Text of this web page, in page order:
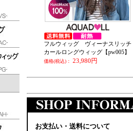
フルウィッグ ヴィーナスリッチ
カールロングウィッグ【pw005】
価格(税込)： 23,980円
お支払い・送料について